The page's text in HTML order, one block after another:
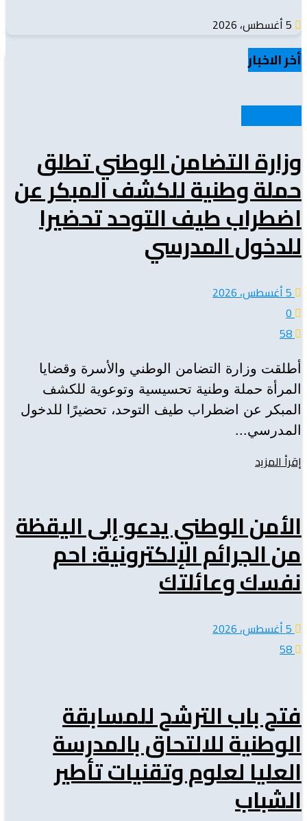
أخر الاخبار
وزارة التضامن الوطني تطلق
حملة وطنية للكشف المبكر عن
اضطراب طيف التوحد تحضيرا
للدخول المدرسي
5 أغسطس، 2026
0
58
أطلقت وزارة التضامن الوطني والأسرة وقضايا
المرأة حملة وطنية تحسيسية وتوعوية للكشف
المبكر عن اضطراب طيف التوحد، تحضيرًا للدخول
المدرسي...
إقرأ المزيد
الأمن الوطني يدعو إلى اليقظة
من الجرائم الإلكترونية: احم
نفسك وعائلتك
5 أغسطس، 2026
58
فتح باب الترشح للمسابقة
الوطنية للالتحاق بالمدرسة
العليا لعلوم وتقنيات تأطير
الشباب